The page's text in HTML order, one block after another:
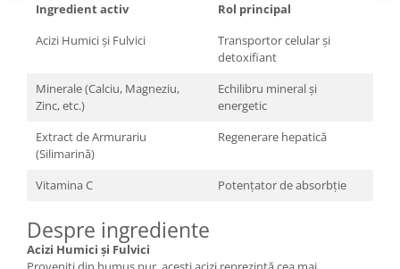
Ingredient activ
Rol principal
Acizi Humici și Fulvici
Transportor celular și
detoxifiant
Minerale (Calciu, Magneziu,
Zinc, etc.)
Echilibru mineral și
energetic
Extract de Armurariu
(Silimarină)
Regenerare hepatică
Vitamina C Potențator de absorbție
Despre ingrediente
Acizi Humici și Fulvici